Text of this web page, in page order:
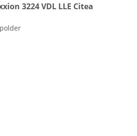
3224 VDL LLE Citea